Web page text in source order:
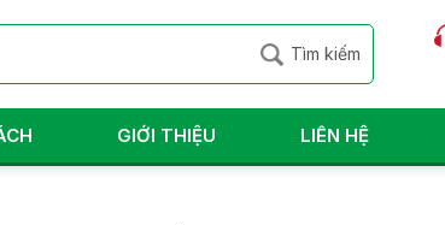
GIỚI THIỆU LIÊN HỆ